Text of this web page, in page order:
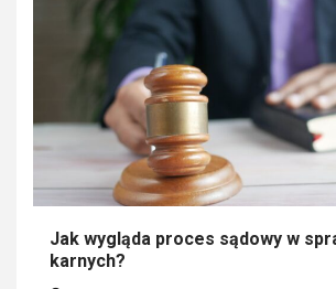
Jak wygląda proces sądowy w
karnych?